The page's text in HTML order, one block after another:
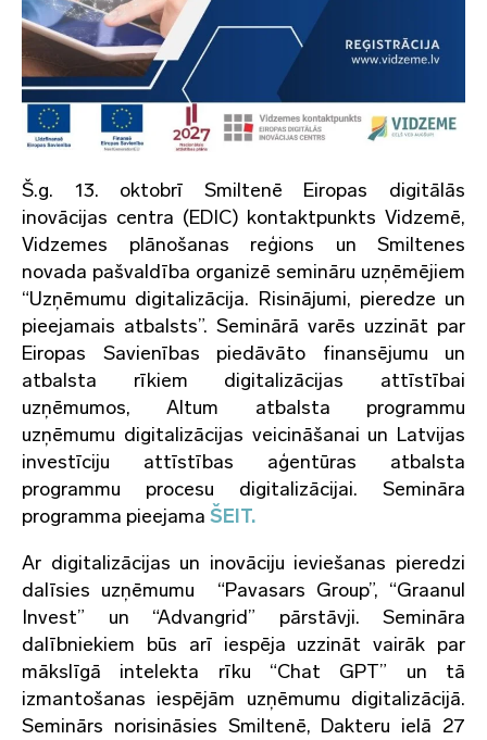
Š.g. 13. oktobrī Smiltenē Eiropas digitālās
inovācijas centra (EDIC) kontaktpunkts Vidzemē,
Vidzemes plānošanas reģions un Smiltenes
novada pašvaldība organizē semināru uzņēmējiem
“Uzņēmumu digitalizācija. Risinājumi, pieredze un
pieejamais atbalsts”. Seminārā varēs uzzināt par
Eiropas Savienības piedāvāto finansējumu un
atbalsta rīkiem digitalizācijas attīstībai
uzņēmumos, Altum atbalsta programmu
uzņēmumu digitalizācijas veicināšanai un Latvijas
investīciju attīstības aģentūras atbalsta
programmu procesu digitalizācijai. Semināra
programma pieejama ŠEIT.
Ar digitalizācijas un inovāciju ieviešanas pieredzi
dalīsies uzņēmumu “Pavasars Group”, “Graanul
Invest” un “Advangrid” pārstāvji. Semināra
dalībniekiem būs arī iespēja uzzināt vairāk par
mākslīgā intelekta rīku “Chat GPT” un tā
izmantošanas iespējām uzņēmumu digitalizācijā.
Seminārs norisināsies Smiltenē, Dakteru ielā 27